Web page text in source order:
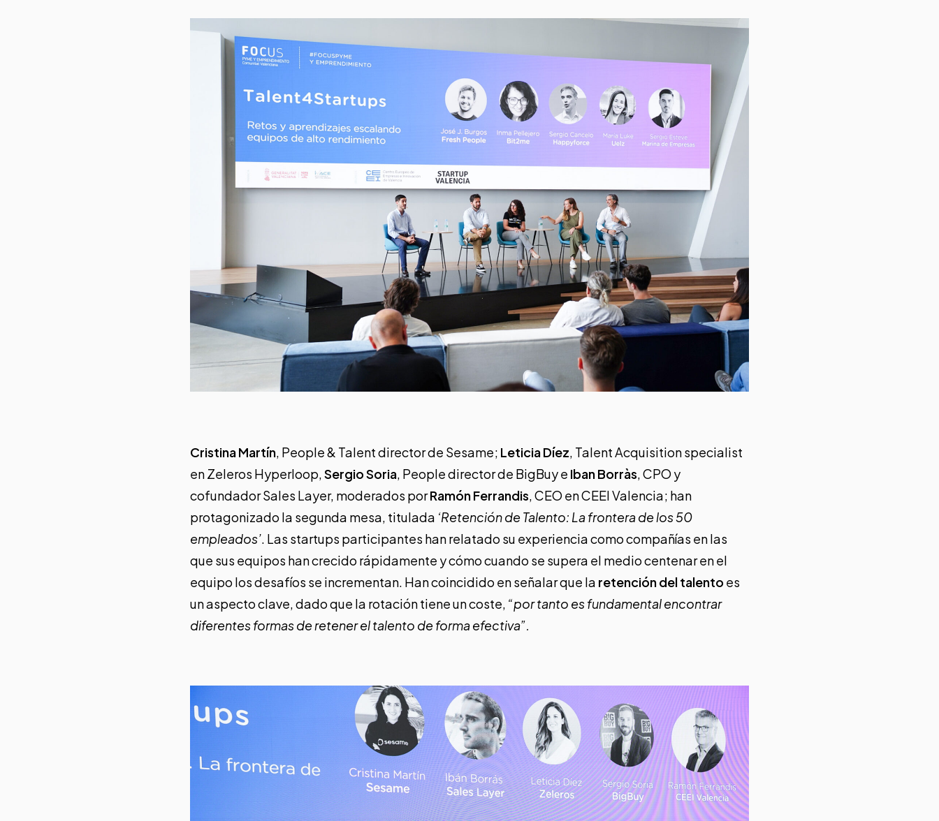
Cristina Martín, People & Talent director de Sesame; Leticia Díez, Talent Acquisition specialist
en Zeleros Hyperloop,Sergio Soria, People director de BigBuy e Iban Borràs, CPO y
cofundador Sales Layer, moderados porRamón Ferrandis, CEO en CEEI Valencia; han
protagonizado la segunda mesa, titulada ‘Retención de Talento: La frontera de los 50
empleados’. Las startups participantes han relatado su experiencia como compañías en las
que sus equipos han crecido rápidamente y cómo cuando se supera el medio centenar en el
equipo los desafíos se incrementan. Han coincidido en señalar que la retención del talento es
un aspecto clave, dado que la rotación tiene un coste, “por tanto es fundamental encontrar
diferentes formas de retener el talento de forma efectiva”.